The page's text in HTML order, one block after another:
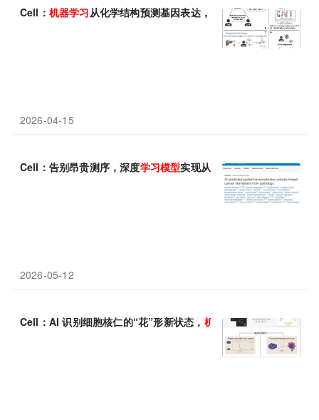
Cell： 机器学习从化学结构预测基因表达，发现肝癌与肺纤维化新
2026-04-15
Cell：告别昂贵测序，深度学习模型实现从普通病理切片直接预测
2026-05-12
Cell：AI 识别细胞核仁的“花”形新状态， 机器 学习解锁药物对生